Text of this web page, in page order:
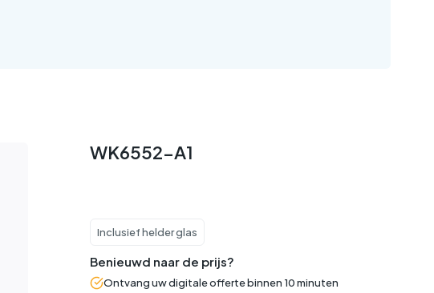
WK6552-A1
Inclusief helder glas
Benieuwd naar de prijs?
Ontvang uw digitale offerte binnen 10 minuten